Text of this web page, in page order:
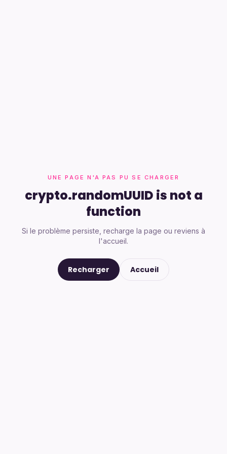
UNE PAGE N'A PAS PU SE CHARGER
crypto.randomUUID is not a
function
Si le problème persiste, recharge la page ou reviens à
l'accueil.
Recharger Accueil